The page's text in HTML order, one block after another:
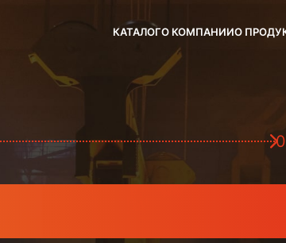
КАТАЛОГО КОМПАНИИО